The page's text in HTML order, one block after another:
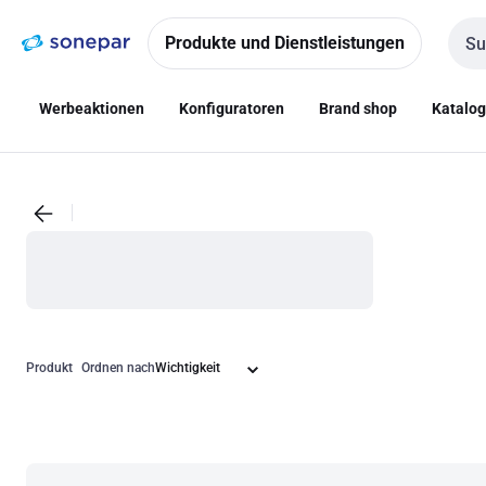
NavigationInhalt
Produkte und Dienstleistungen
Werbeaktionen Konfiguratoren Brand shop
Produkt Ordnen nach